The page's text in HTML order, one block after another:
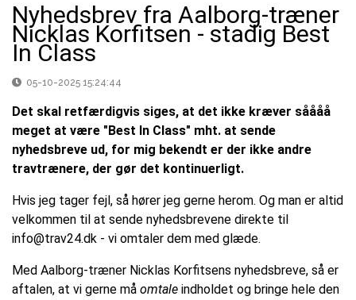
Nyhedsbrev fra Aalborg-træner
Nicklas Korfitsen - stadig Best
In Class
05-10-2025 15:24:44
Det skal retfærdigvis siges, at det ikke kræver såååå
meget at være "Best In Class" mht. at sende
nyhedsbreve ud, for mig bekendt er der ikke andre
travtrænere, der gør det kontinuerligt.
Hvis jeg tager fejl, så hører jeg gerne herom. Og man er altid
velkommen til at sende nyhedsbrevene direkte til
info@trav24.dk - vi omtaler dem med glæde.
Med Aalborg-træner Nicklas Korfitsens nyhedsbreve, så er
aftalen, at vi gerne må omtale indholdet og bringe hele den